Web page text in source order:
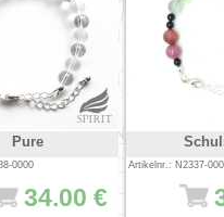
Pure
0000
34.00 €
Artikelnr.: N2337-